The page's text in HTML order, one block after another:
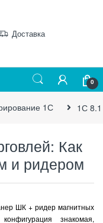
Доставка
0
1С 1С
Как
и ридером
ШК + ридер магнитных
знакомая,